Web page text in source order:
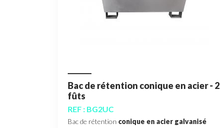
Bac de rétention conique en acier - 2
fûts
REF : BG2UC
Bac de rétention conique en acier galvanisé